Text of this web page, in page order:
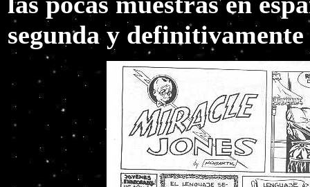
segunda y